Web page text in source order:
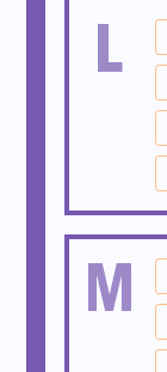
L
M